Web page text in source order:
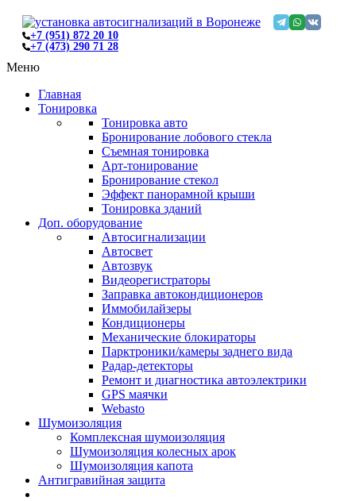
+7 (951) 872 20 10
+7 (473) 290 71 28
Меню
Главная
Тонировка
Тонировка авто
Бронирование лобового стекла
Съемная тонировка
Арт-тонирование
Бронирование стекол
Эффект панорамной крыши
Тонировка зданий
Доп. оборудование
Автосигнализации
Автосвет
Автозвук
Видеорегистраторы
Заправка автокондиционеров
Иммобилайзеры
Кондиционеры
Механические блокираторы
Парктроники/камеры заднего вида
Радар-детекторы
Ремонт и диагностика автоэлектрики
GPS маячки
Webasto
Шумоизоляция
Комплексная шумоизоляция
Шумоизоляция колесных арок
Шумоизоляция капота
Антигравийная защита